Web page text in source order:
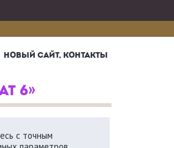
НОВЫЙ САЙТ, КОНТАКТЫ
6»
с точным